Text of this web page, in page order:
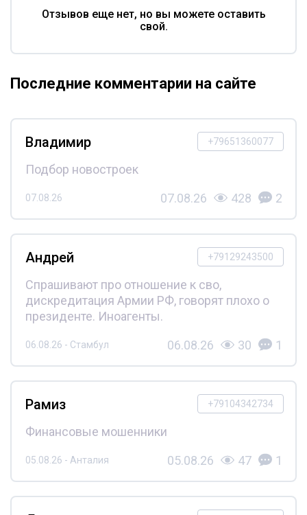
Отзывов еще нет, но вы можете оставить
свой.
Последние комментарии на сайте
+79651360077
Владимир
Подбор новостроек
07.08.26 07.08.26 428 2
+79129243500
Андрей
Спрашивают про отношение к сво,
дискредитация Армии РФ, говорят плохо о
президенте. Иноагенты.
06.08.26 - Стамбул 06.08.26 30 1
+79104342734
Рамиз
Финансовые мошенники
05.08.26 - Анталия 05.08.26 47 1